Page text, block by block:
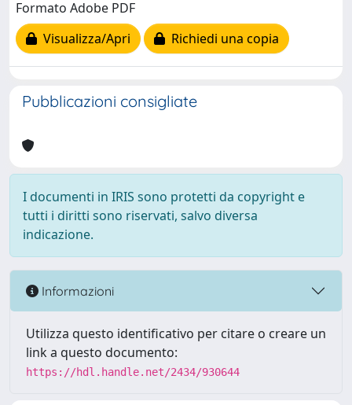
Formato Adobe PDF
Visualizza/Apri
Richiedi una copia
Pubblicazioni consigliate
I documenti in IRIS sono protetti da copyright e
tutti i diritti sono riservati, salvo diversa
indicazione.
Informazioni
Utilizza questo identificativo per citare o creare un
link a questo documento:
https://hdl.handle.net/2434/930644